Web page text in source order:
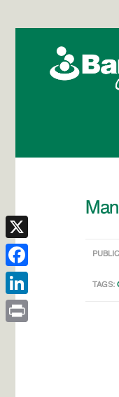
TAGS:
X
Facebook
LinkedIn